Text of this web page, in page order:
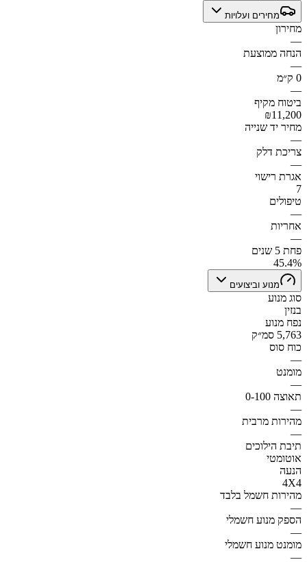
מחירים ועלויות
מחירון
—
הנחה ממוצעת
—
0 ק״מ
—
ביטוח מקיף
₪11,200
מחיר יד שנייה
—
צריכת דלק
—
אגרת רישוי
7
טיפולים
—
אחריות
—
פחת 5 שנים
45.4%
מנוע וביצועים
סוג מנוע
בנזין
נפח מנוע
5,763 סמ״ק
כוח סוס
—
מומנט
—
תאוצה 0-100
—
מהירות מרבית
—
תיבת הילוכים
אוטומטי
הנעה
4X4
מהירות חשמל בלבד
—
הספק מנוע חשמלי
—
מומנט מנוע חשמלי
—